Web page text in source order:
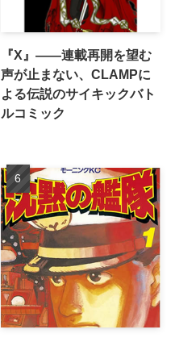
『X』——連載再開を望む
声が止まない、CLAMPに
よる伝説のサイキックバト
ルコミック